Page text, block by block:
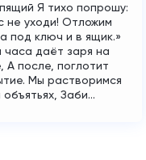
Я тихо попрошу:
не уходи! Отложим
под ключ и в ящик.»
часа даёт заря на
А после, поглотит
Мы растворимся
Заби...